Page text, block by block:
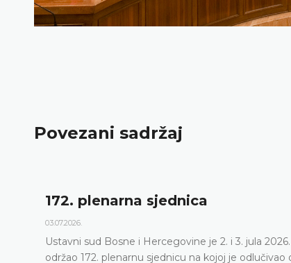
Povezani sadržaj
172. plenarna sjednica
03.07.2026.
Ustavni sud Bosne i Hercegovine je 2. i 3. jula
održao 172. plenarnu sjednicu na kojoj je odlučivao